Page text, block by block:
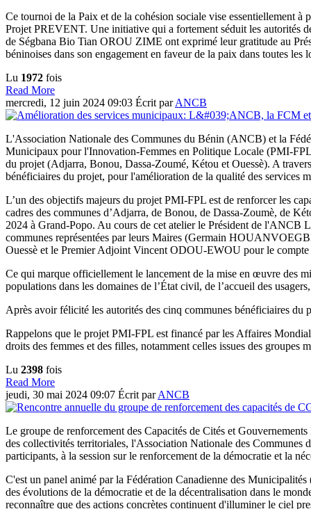
Ce tournoi de la Paix et de la cohésion sociale vise essentiellement
Projet PREVENT. Une initiative qui a fortement séduit les autorités
de Ségbana Bio Tian OROU ZIME ont exprimé leur gratitude au
béninoises dans son engagement en faveur de la paix dans toutes les
Lu 1972 fois
Read More
mercredi, 12 juin 2024 09:03 Écrit parANCB
L'Association Nationale des Communes du Bénin (ANCB) et la
Municipaux pour l'Innovation-Femmes en Politique Locale (PMI-
du projet (Adjarra, Bonou, Dassa-Zoumé, Kétou et Ouessè). A
bénéficiaires du projet, pour l'amélioration de la qualité des services
L’un des objectifs majeurs du projet PMI-FPL est de renforcer les
cadres des communes d’Adjarra, de Bonou, de Dassa-Zoumè, de
2024 à Grand-Popo. Au cours de cet atelier le Président de l'ANCB
communes représentées par leurs Maires (Germain
Ouessè et le Premier Adjoint Vincent ODOU-EWOU pour le
Ce qui marque officiellement le lancement de la mise en œuvre des
populations dans les domaines de l’État civil, de l’accueil des
Après avoir félicité les autorités des cinq communes bénéficiaires
Rappelons que le projet PMI-FPL est financé par les Affaires
droits des femmes et des filles, notamment celles issues des groupes
Lu 2398 fois
Read More
jeudi, 30 mai 2024 09:07 Écrit parANCB
Le groupe de renforcement des Capacités de Cités et
des collectivités territoriales, l'Association Nationale des
participants, à la session sur le renforcement de la démocratie et la
C'est un panel animé par la Fédération Canadienne des
des évolutions de la démocratie et de la décentralisation dans le
reconnaître que des actions concrètes continuent d'illuminer le ciel